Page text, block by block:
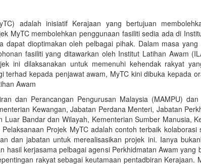
adalah inisiatif Kerajaan yang bertujuan
MyTC membolehkan penggunaan fasiliti sedia ada di
dapat dioptimakan oleh pelbagai pihak. Dalam masa
fasiliti yang ditawarkan oleh Institut Latihan Awam
ini dilaksanakan untuk memenuhi kehendak rakyat
terhad kepada penjawat awam, MyTC kini dibuka kepada
Awam
dan Perancangan Pengurusan Malaysia (MAMPU)
Kewangan, Jabatan Perdana Menteri, Jabatan
Luar Bandar dan Wilayah, Kementerian Sumber Manusia,
Projek MyTC adalah contoh terbaik kolaborasi
dan jabatan untuk merealisasikan projek ini. Ianya
hasil kerjasama pelbagai agensi Perkhidmatan Awam yang
rakyat sebagai keutamaan pentadbiran Kerajaan.